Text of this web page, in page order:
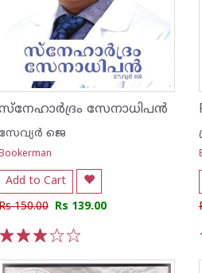
സേനാധിപൻ
ജെ
Add to Cart
150.00 Rs 139.00